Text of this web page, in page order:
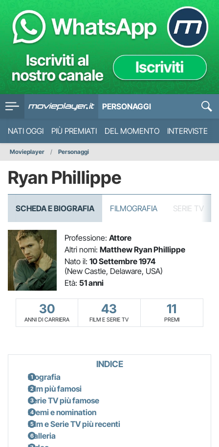
PERSONAGGI
NATI OGGI PIÙ PREMIATI DEL MOMENTO INTERVISTE
Movieplayer Personaggi
Ryan Phillippe
SCHEDA E BIOGRAFIA FILMOGRAFIA SERIE TV
Professione: Attore
Altri nomi: Matthew Ryan Phillippe
Nato il: 10 Settembre 1974
(New Castle, Delaware, USA)
Età: 51 anni
30
ANNI DI CARRIERA
43
FILM E SERIE TV
11
PREMI
INDICE
Biografia
Film più famosi
Serie TV più famose
Premi e nomination
Film e Serie TV più recenti
Galleria